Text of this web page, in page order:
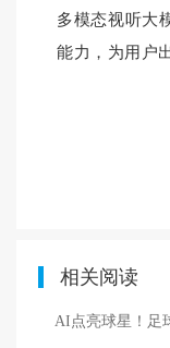
多模态视听大
能力，为用户
相关阅读
AI点亮球星！足